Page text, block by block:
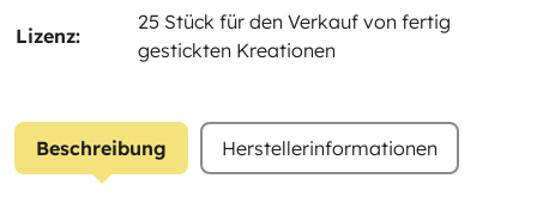
Lizenz:
25 Stück für den Verkauf von fertig
gestickten Kreationen
Beschreibung Herstellerinformationen